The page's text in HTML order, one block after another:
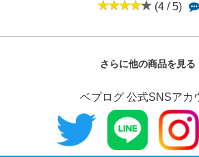
(4 / 5)
さらに他の商品を見る
ベプログ 公式SNSアカ